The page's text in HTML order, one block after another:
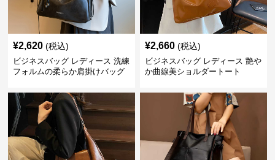
¥2,620 (税込)
ビジネスバッグ レディース 洗練
フォルムの柔らか肩掛けバッグ
¥2,660 (税込)
ビジネスバッグ レディース 艶や
か曲線美ショルダートート